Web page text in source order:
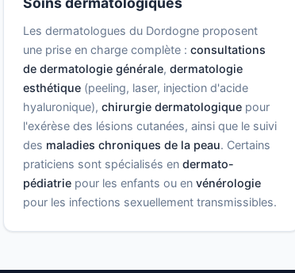
Les dermatologues du Dordogne proposent
une prise en charge complète :consultations
de dermatologie générale,dermatologie
esthétique (peeling, laser, injection d'acide
hyaluronique),chirurgie dermatologique pour
l'exérèse des lésions cutanées, ainsi que le suivi
des maladies chroniques de la peau. Certains
praticiens sont spécialisés endermato-
pédiatrie pour les enfants ou envénérologie
pour les infections sexuellement transmissibles.